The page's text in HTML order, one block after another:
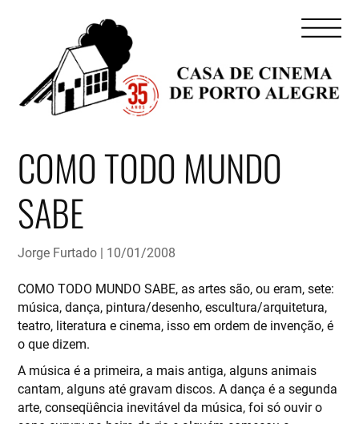
COMO TODO MUNDO
SABE
Jorge Furtado 10/01/2008
COMO TODO MUNDO SABE, as artes são, ou eram, sete:
música, dança, pintura/desenho, escultura/arquitetura,
teatro, literatura e cinema, isso em ordem de invenção, é
o que dizem.
A música é a primeira, a mais antiga, alguns animais
cantam, alguns até gravam discos. A dança é a segunda
arte, conseqüência inevitável da música, foi só ouvir o